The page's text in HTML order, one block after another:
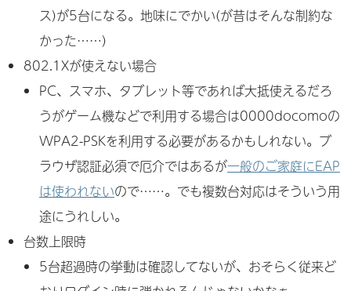
ス)が5台になる。地味にでかい(が昔はそんな制約な
かった……)
802.1Xが使えない場合
PC、スマホ、タブレット等であれば大抵使えるだろ
うがゲーム機などで利用する場合は0000docomoの
WPA2-PSKを利用する必要があるかもしれない。ブ
ラウザ認証必須で厄介ではあるが一般のご家庭にEAP
は使われないので……。でも複数台対応はそういう用
途にうれしい。
台数上限時
5台超過時の挙動は確認してないが、おそらく従来ど